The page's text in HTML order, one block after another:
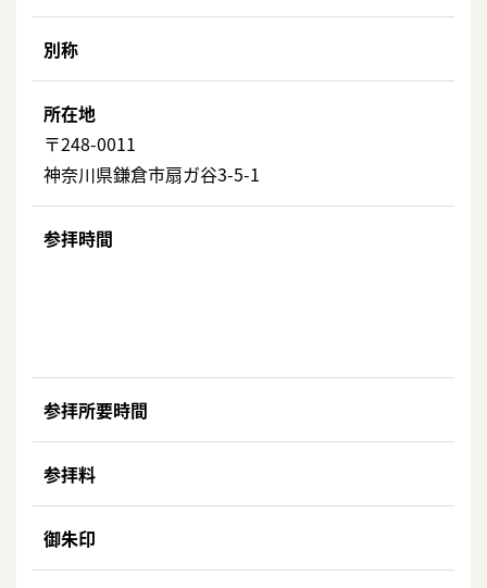
別称
所在地
〒248-0011
神奈川県鎌倉市扇ガ谷3-5-1
参拝時間
参拝所要時間
参拝料
御朱印